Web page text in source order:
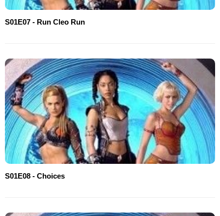
S01E07 - Run Cleo Run
S01E08 - Choices